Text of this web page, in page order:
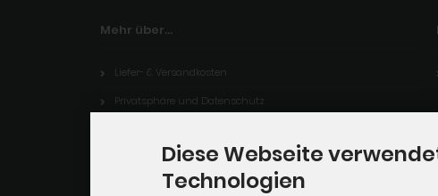
Mehr über...
Liefer- & Versandkosten
Privatsphäre und Datenschutz
ImpressumDiese Webseite
Technologien